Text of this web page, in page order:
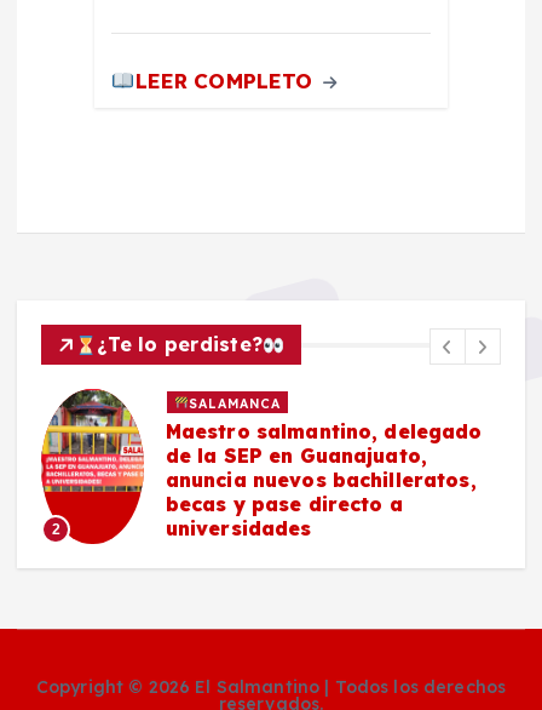
LEER COMPLETO
¿Te lo perdiste?
2
SALAMANCA
Maestro salmantino, delegado
de la SEP en Guanajuato,
anuncia nuevos bachilleratos,
becas y pase directo a
universidades
Copyright © 2026 El Salmantino | Todos los derechos
reservados.